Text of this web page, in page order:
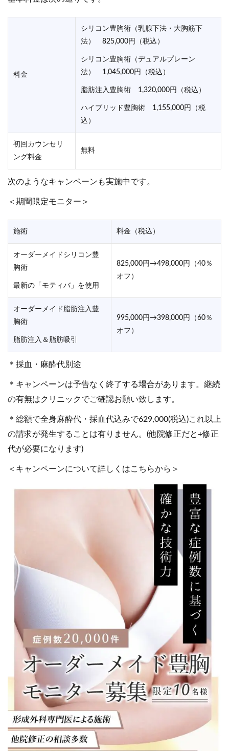
料金
シリコン豊胸術（乳腺下法・大胸筋下
法） 825,000円（税込）
シリコン豊胸術（デュアルプレーン
法） 1,045,000円（税込）
脂肪注入豊胸術 1,320,000円（税込）
ハイブリッド豊胸術 1,155,000円（税
込）
初回カウンセリ
ング料金
無料
次のようなキャンペーンも実施中です。
＜期間限定モニター＞
施術 料金（税込）
オーダーメイドシリコン豊
胸術
最新の「モティバ」を使用
825,000円→498,000円（40％
オフ）
オーダーメイド脂肪注入豊
胸術
脂肪注入＆脂肪吸引
995,000円→398,000円（60％
オフ）
＊採血・麻酔代別途
＊キャンペーンは予告なく終了する場合があります。継続
の有無はクリニックでご確認お願い致します。
＊総額で全身麻酔代・採血代込みで629,000(税込)これ以上
の請求が発生することは有りません。(他院修正だと+修正
代が必要になります)
＜キャンペーンについて詳しくはこちらから＞